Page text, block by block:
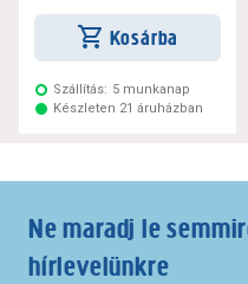
Kosárba
Szállítás: 5 munkanap
Készleten 21 áruházban
Ne maradj le
hírlevelünkre